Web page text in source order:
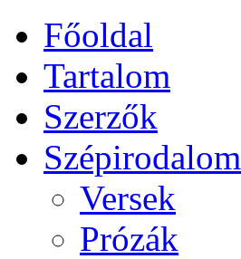
Főoldal
Tartalom
Szerzők
Szépirodalom
Versek
Prózák